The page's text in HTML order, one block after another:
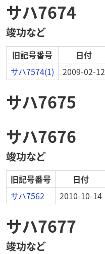
サハ7674
竣功など
旧記号番号 日付
サハ7574(1)
2009-02-12
サハ7675
サハ7676
竣功など
旧記号番号 日付
サハ7562
2010-10-14
サハ7677
竣功など